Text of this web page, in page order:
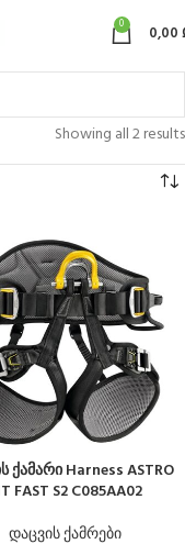
0 0,00
Showing all 2 results
ქამარი Harness ASTRO
FAST S2 C085AA02
დაცვის ქამრები